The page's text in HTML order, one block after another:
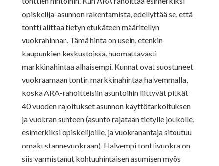
opiskelija-asunnon rakentamista, edellyttää se, että
tontti alittaa tietyn etukäteen määritellyn
vuokrahinnan. Tämä hinta on usein, etenkin
kaupunkien keskustoissa, huomattavasti
markkinahintaa alhaisempi. Kunnat ovat suostuneet
vuokraamaan tontin markkinahintaa halvemmalla,
koska ARA-rahoitteisiin asuntoihin liittyvät pitkät
40 vuoden rajoitukset asunnon käyttötarkoituksen
ja vuokran suhteen (asunto rajataan tietylle joukolle,
esimerkiksi opiskelijoille, ja vuokranantaja sitoutuu
omakustannevuokraan). Halvempi tonttivuokra on
siis varmistanut kohtuuhintaisen asumisen myös